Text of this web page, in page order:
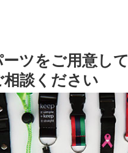
ツをご用意し
相談ください